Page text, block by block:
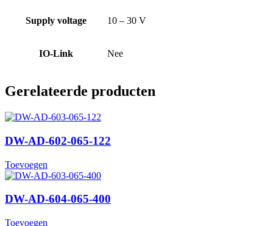
Supply voltage 10 – 30 V
IO-Link Nee
Gerelateerde producten
DW-AD-602-065-122
Toevoegen
DW-AD-604-065-400
Toevoegen